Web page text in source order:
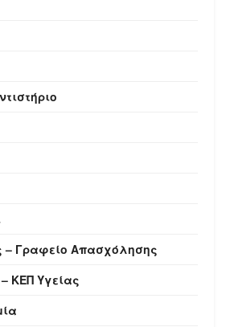
– Γραφείο Απασχόλησης
ΚΕΠ Υγείας